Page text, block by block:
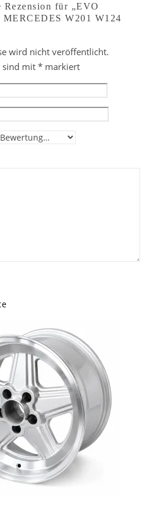
Rezension für „EVO
W201 W124
wird nicht veröffentlicht.
sind mit * markiert